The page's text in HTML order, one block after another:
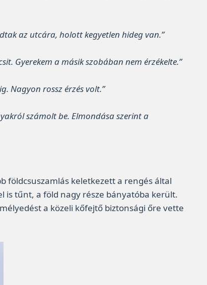
az utcára, holott kegyetlen hideg van.”
Gyerekem a másik szobában nem érzékelte.”
Nagyon rossz érzés volt.”
számolt be. Elmondása szerint a
földcsuszamlás keletkezett a rengés által
is tűnt, a föld nagy része bányatóba került.
a közeli kőfejtő biztonsági őre vette